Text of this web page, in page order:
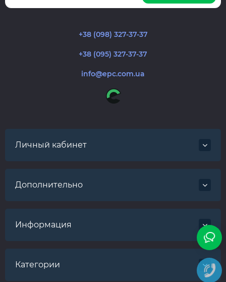
+38 (098) 327-37-37
+38 (095) 327-37-37
info@epc.com.ua
Личный кабинет
Дополнительно
Информация
Категории